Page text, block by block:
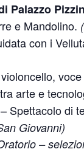
Palazzo
e Mandolino.
con i
arte e
– Spettacolo di
Giovanni)
–